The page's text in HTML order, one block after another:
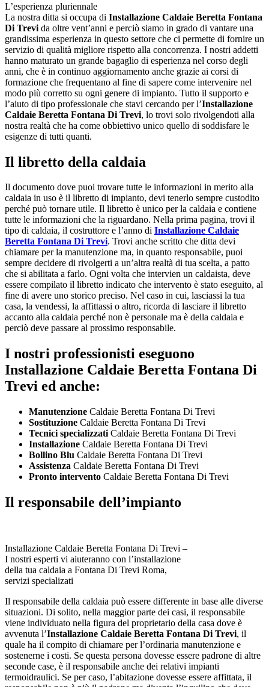
L’esperienza pluriennale
La nostra ditta si occupa di Installazione Caldaie Beretta Fontana
Di Trevi da oltre vent’anni e perciò siamo in grado di vantare una
grandissima esperienza in questo settore che ci permette di fornire un
servizio di qualità migliore rispetto alla concorrenza. I nostri addetti
hanno maturato un grande bagaglio di esperienza nel corso degli
anni, che è in continuo aggiornamento anche grazie ai corsi di
formazione che frequentano al fine di sapere come intervenire nel
modo più corretto su ogni genere di impianto. Tutto il supporto e
l’aiuto di tipo professionale che stavi cercando per l’Installazione
Caldaie Beretta Fontana Di Trevi, lo trovi solo rivolgendoti alla
nostra realtà che ha come obbiettivo unico quello di soddisfare le
esigenze di tutti quanti.
Il libretto della caldaia
Il documento dove puoi trovare tutte le informazioni in merito alla
caldaia in uso è il libretto di impianto, devi tenerlo sempre custodito
perché può tornare utile. Il libretto è unico per la caldaia e contiene
tutte le informazioni che la riguardano. Nella prima pagina, trovi il
tipo di caldaia, il costruttore e l’anno di Installazione Caldaie
Beretta Fontana Di Trevi. Trovi anche scritto che ditta devi
chiamare per la manutenzione ma, in quanto responsabile, puoi
sempre decidere di rivolgerti a un’altra realtà di tua scelta, a patto
che si abilitata a farlo. Ogni volta che intervien un caldaista, deve
essere compilato il libretto indicato che intervento è stato eseguito, al
fine di avere uno storico preciso. Nel caso in cui, lasciassi la tua
casa, la vendessi, la affittassi o altro, ricorda di lasciare il libretto
accanto alla caldaia perché non è personale ma è della caldaia e
perciò deve passare al prossimo responsabile.
I nostri professionisti eseguono
Installazione Caldaie Beretta Fontana Di
Trevi ed anche:
Manutenzione Caldaie Beretta Fontana Di Trevi
Sostituzione Caldaie Beretta Fontana Di Trevi
Tecnici specializzati Caldaie Beretta Fontana Di Trevi
Installazione Caldaie Beretta Fontana Di Trevi
Bollino Blu Caldaie Beretta Fontana Di Trevi
Assistenza Caldaie Beretta Fontana Di Trevi
Pronto intervento Caldaie Beretta Fontana Di Trevi
Il responsabile dell’impianto
Installazione Caldaie Beretta Fontana Di Trevi –
I nostri esperti vi aiuteranno con l’installazione
della tua caldaia a Fontana Di Trevi Roma,
servizi specializati
Il responsabile della caldaia può essere differente in base alle diverse
situazioni. Di solito, nella maggior parte dei casi, il responsabile
viene individuato nella figura del proprietario della casa dove è
avvenuta l’Installazione Caldaie Beretta Fontana Di Trevi, il
quale ha il compito di chiamare per l’ordinaria manutenzione e
sostenerne i costi. Se questa persona dovesse essere padrone di altre
seconde case, è il responsabile anche dei relativi impianti
termoidraulici. Se per caso, l’abitazione dovesse essere affittata, il